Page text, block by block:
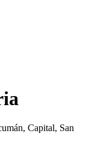
Capital, San